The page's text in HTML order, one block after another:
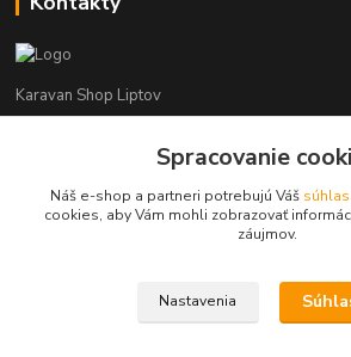
Karavan Shop Liptov
+421 903 626 885
info@karavanshopliptov.sk
Spracovanie
Náš e-shop a partneri potrebujú Váš súhlas
cookies, aby Vám mohli zobrazovať
záujmov.
Nastavenia